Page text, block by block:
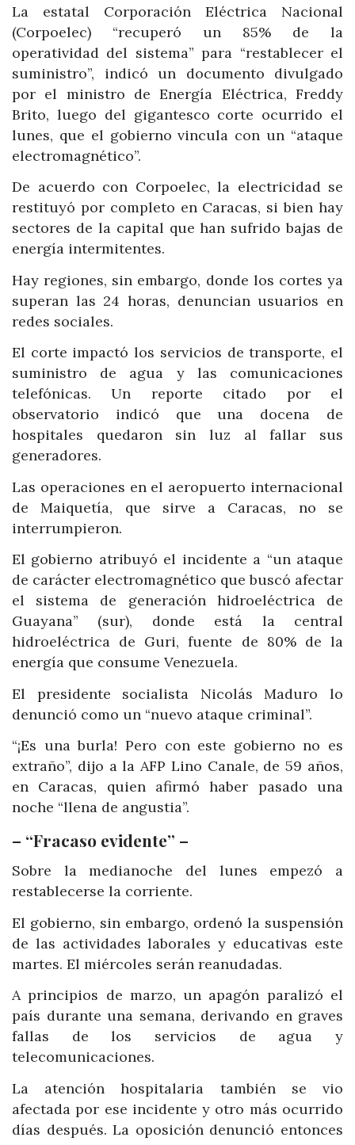
La estatal Corporación Eléctrica Nacional
(Corpoelec) “recuperó un 85% de la
operatividad del sistema” para “restablecer el
suministro”, indicó un documento divulgado
por el ministro de Energía Eléctrica, Freddy
Brito, luego del gigantesco corte ocurrido el
lunes, que el gobierno vincula con un “ataque
electromagnético”.
De acuerdo con Corpoelec, la electricidad se
restituyó por completo en Caracas, si bien hay
sectores de la capital que han sufrido bajas de
energía intermitentes.
Hay regiones, sin embargo, donde los cortes ya
superan las 24 horas, denuncian usuarios en
redes sociales.
El corte impactó los servicios de transporte, el
suministro de agua y las comunicaciones
telefónicas. Un reporte citado por el
observatorio indicó que una docena de
hospitales quedaron sin luz al fallar sus
generadores.
Las operaciones en el aeropuerto internacional
de Maiquetía, que sirve a Caracas, no se
interrumpieron.
El gobierno atribuyó el incidente a “un ataque
de carácter electromagnético que buscó afectar
el sistema de generación hidroeléctrica de
Guayana” (sur), donde está la central
hidroeléctrica de Guri, fuente de 80% de la
energía que consume Venezuela.
El presidente socialista Nicolás Maduro lo
denunció como un “nuevo ataque criminal”.
“¡Es una burla! Pero con este gobierno no es
extraño”, dijo a la AFP Lino Canale, de 59 años,
en Caracas, quien afirmó haber pasado una
noche “llena de angustia”.
– “Fracaso evidente” –
Sobre la medianoche del lunes empezó a
restablecerse la corriente.
El gobierno, sin embargo, ordenó la suspensión
de las actividades laborales y educativas este
martes. El miércoles serán reanudadas.
A principios de marzo, un apagón paralizó el
país durante una semana, derivando en graves
fallas de los servicios de agua y
telecomunicaciones.
La atención hospitalaria también se vio
afectada por ese incidente y otro más ocurrido
días después. La oposición denunció entonces